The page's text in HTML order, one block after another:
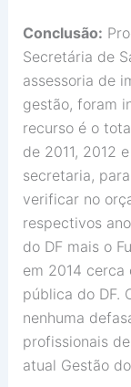
Conclusão:
Secretária de
assessoria de
gestão, foram
recurso é o
de 2011, 2012
secretaria,
verificar no
respectivos
do DF mais o
em 2014 cerca
pública do DF.
nenhuma
profissionais
atual Gestão